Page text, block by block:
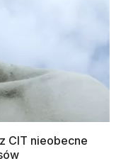
CIT nieobecne